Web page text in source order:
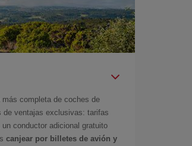
más completa de coches de
de ventajas exclusivas: tarifas
conductor adicional gratuito
canjear por billetes de avión y